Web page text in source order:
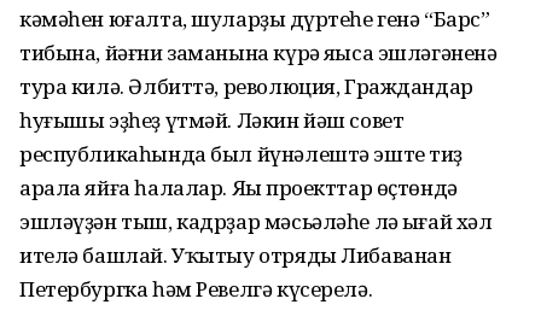
кәмәһен юғалта, шуларҙың дүртеһе генә “Барс”
тибына, йәғни заманына күрә яңыса эшләгәненә
тура килә. Әлбиттә, революция, Граждандар
һуғышы эҙһеҙ үтмәй. Ләкин йәш совет
республикаһында был йүнәлештә эште тиҙ
арала яйға һалалар. Яңы проекттар өҫтөндә
эшләүҙән тыш, кадрҙар мәсьәләһе лә ыңғай хәл
ителә башлай. Уҡытыу отряды Либаванан
Петербургка һәм Ревелгә күсерелә.